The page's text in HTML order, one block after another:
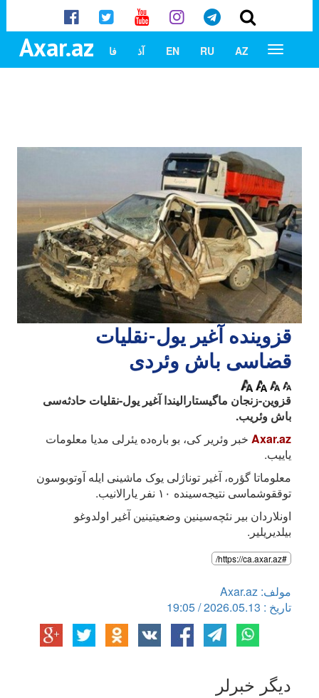
Axar.az AZ
RU
EN آذ فا
قزوینده آغیر یول-نقلیات
قضاسی باش وئردی
قزوین-زنجان ماگیستارالیندا آغیر یول-نقلیات حادثه‌سی
باش وئریب.
Axar.az خبر وئریر کی، بو باره‌ده یئرلی مدیا معلومات
یاییب.
معلوماتا گؤره، آغیر توناژلی یوک ماشینی ایله آوتوبوسون
توققوشماسی نتیجه‌سینده ۱۰ نفر یارالانیب.
اونلاردان بیر نئچه‌سینین وضعیتینین آغیر اولدوغو
بیلدیریلیر.
#https://ca.axar.az/
مولف: Axar.az
تاریخ : 2026.05.13 / 19:05
دیگر خبرلر